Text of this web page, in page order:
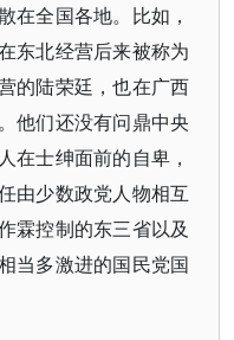
在全国各地。比如，
东北经营后来被称为
的陆荣廷，也在广西
他们还没有问鼎中央
在士绅面前的自卑，
由少数政党人物相互
霖控制的东三省以及
当多激进的国民党国